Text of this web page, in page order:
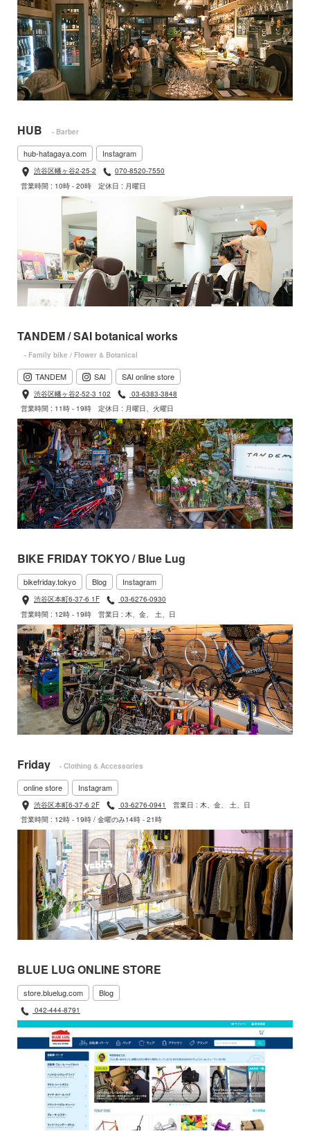
HUB - Barber
hub-hatagaya.com Instagram
渋谷区幡ヶ谷2-25-2
070-8520-7550
営業時間 : 10時 - 20時
定休日 : 月曜日
TANDEM / SAI botanical works
- Family bike / Flower & Botanical
TANDEM SAI SAI online store
渋谷区幡ヶ谷2-52-3 102
03-6383-3848
営業時間 : 11時 - 19時
定休日 : 月曜日、火曜日
BIKE FRIDAY TOKYO / Blue Lug
bikefriday.tokyo Blog Instagram
渋谷区本町6-37-6 1F
03-6276-0930
営業時間 : 12時 - 19時
営業日 : 木、金、 土、日
Friday - Clothing & Accessories
online store Instagram
渋谷区本町6-37-6 2F 03-6276-0941
営業日 : 木、金、 土、日
営業時間 : 12時 - 19時 / 金曜のみ14時 - 21時
BLUE LUG ONLINE STORE
store.bluelug.com Blog
042-444-8791